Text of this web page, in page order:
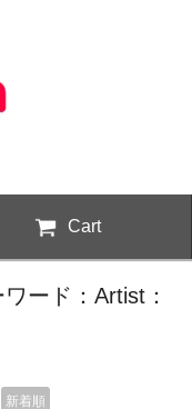
Cart
ード：Artist：
新着順